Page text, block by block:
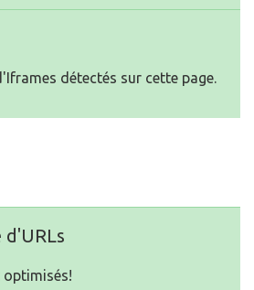
détectés sur cette page.
d'URLs
optimisés!